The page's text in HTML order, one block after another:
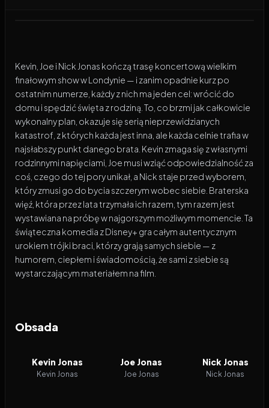
Kevin, Joe i Nick Jonas kończą trasę koncertową wielkim
finałowym show w Londynie — i zanim opadnie kurz po
ostatnim numerze, każdy z nich ma jeden cel: wrócić do
domu i spędzić święta z rodziną. To, co brzmi jak całkowicie
wykonalny plan, okazuje się serią nieprzewidzianych
katastrof, z których każda jest inna, ale każda celnie trafia w
najsłabszy punkt danego brata. Kevin zmaga się z własnymi
rodzinnymi napięciami, Joe musi wziąć odpowiedzialność za
coś, czego do tej pory unikał, a Nick staje przed wyborem,
który zmusi go do bycia szczerym wobec siebie. Braterska
więź, która przez lata trzymała ich razem, tym razem jest
wystawiana na próbę w najgorszym możliwym momencie. Ta
świąteczna komedia z Disney+ gra całym autentycznym
urokiem trójki braci, którzy grają samych siebie — z
humorem, ciepłem i świadomością, że sami z siebie są
wystarczającym materiałem na film.
Obsada
Kevin Jonas
Kevin Jonas
Joe Jonas
Joe Jonas
Nick Jonas
Nick Jonas